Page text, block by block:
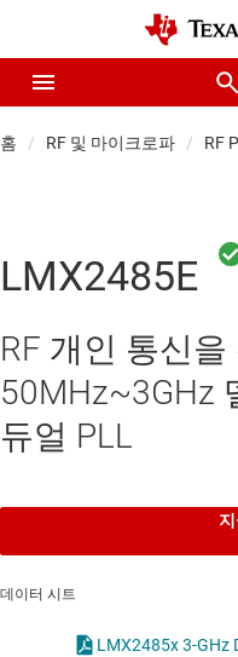
홈 RF 및 마이크로파 RF
LMX2485E
RF 개인 통신을
50MHz~3GHz
듀얼 PLL
데이터 시트
LMX2485x 3-GHz